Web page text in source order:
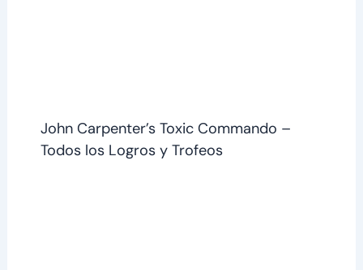
John Carpenter’s Toxic Commando –
Todos los Logros y Trofeos